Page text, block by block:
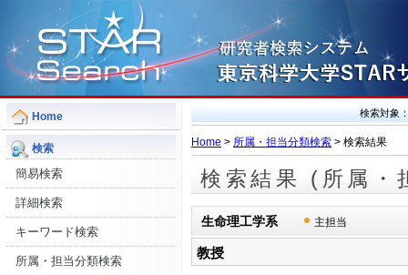
Home
検索
簡易検索
詳細検索
キーワード検索
所属・担当分類検索
検索対象
Home > 所属・担当分類検索 > 検索結果
検索結果 (所属・
生命理工学系 主担当
教授